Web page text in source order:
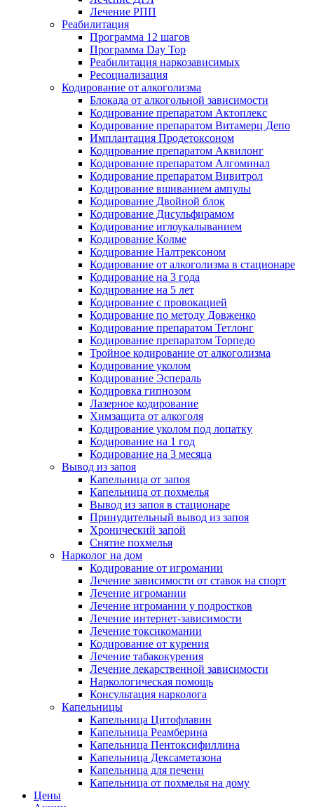
Лечение РПП
Реабилитация
Программа 12 шагов
Программа Day Top
Реабилитация наркозависимых
Ресоциализация
Кодирование от алкоголизма
Блокада от алкогольной зависимости
Кодирование препаратом Актоплекс
Кодирование препаратом Витамерц Депо
Имплантация Продетоксоном
Кодирование препаратом Аквилонг
Кодирование препаратом Алгоминал
Кодирование препаратом Вивитрол
Кодирование вшиванием ампулы
Кодирование Двойной блок
Кодирование Дисульфирамом
Кодирование иглоукалыванием
Кодирование Колме
Кодирование Налтрексоном
Кодирование от алкоголизма в стационаре
Кодирование на 3 года
Кодирование на 5 лет
Кодирование с провокацией
Кодирование по методу Довженко
Кодирование препаратом Тетлонг
Кодирование препаратом Торпедо
Тройное кодирование от алкоголизма
Кодирование уколом
Кодирование Эспераль
Кодировка гипнозом
Лазерное кодирование
Химзащита от алкоголя
Кодирование уколом под лопатку
Кодирование на 1 год
Кодирование на 3 месяца
Вывод из запоя
Капельница от запоя
Капельница от похмелья
Вывод из запоя в стационаре
Принудительный вывод из запоя
Хронический запой
Снятие похмелья
Нарколог на дом
Кодирование от игромании
Лечение зависимости от ставок на спорт
Лечение игромании
Лечение игромании у подростков
Лечение интернет-зависимости
Лечение токсикомании
Кодирование от курения
Лечение табакокурения
Лечение лекарственной зависимости
Наркологическая помощь
Консультация нарколога
Капельницы
Капельница Цитофлавин
Капельница Реамберина
Капельница Пентоксифиллина
Капельница Дексаметазона
Капельница для печени
Капельница от похмелья на дому
Цены